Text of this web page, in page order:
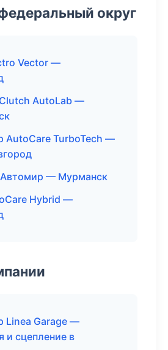
округ
Vector —
AutoLab —
AutoCare TurboTech —
— Мурманск
Hybrid —
Linea Garage —
и сцепление в